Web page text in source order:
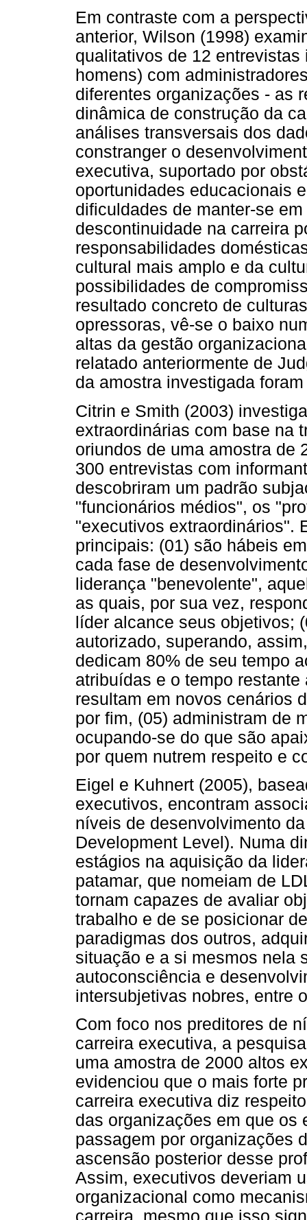
Em contraste com a
anterior, Wilson (1998)
qualitativos de 12
homens) com
diferentes organizações - as
dinâmica de construção da
análises transversais dos
constranger o
executiva, suportado por
oportunidades educacionais
dificuldades de manter-se
descontinuidade na carreira
responsabilidades
cultural mais amplo e da
possibilidades de
resultado concreto de
opressoras, vê-se o baixo
altas da gestão
relatado anteriormente de
da amostra investigada
Citrin e Smith (2003)
extraordinárias com base na
oriundos de uma amostra de
300 entrevistas com
descobriram um padrão
"funcionários médios", os
"executivos extraordinários".
principais: (01) são hábeis
cada fase de
liderança "benevolente",
as quais, por sua vez,
líder alcance seus objetivos;
autorizado, superando,
dedicam 80% de seu tempo
atribuídas e o tempo
resultam em novos cenários
por fim, (05) administram de
ocupando-se do que são
por quem nutrem respeito e
Eigel e Kuhnert (2005),
executivos, encontram
níveis de desenvolvimento
Development Level). Numa
estágios na aquisição da
patamar, que nomeiam de
tornam capazes de avaliar
trabalho e de se posicionar
paradigmas dos outros,
situação e a si mesmos nela
autoconsciência e
intersubjetivas nobres, entre
Com foco nos preditores de
carreira executiva, a
uma amostra de 2000 altos
evidenciou que o mais forte
carreira executiva diz
das organizações em que os
passagem por organizações
ascensão posterior desse
Assim, executivos deveriam
organizacional como
carreira, mesmo que isso